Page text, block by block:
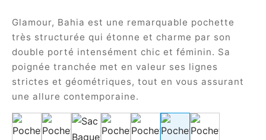
Glamour, Bahia est une remarquable pochette
très structurée qui étonne et charme par son
double porté intensément chic et féminin. Sa
poignée tranchée met en valeur ses lignes
strictes et géométriques, tout en vous assurant
une allure contemporaine.